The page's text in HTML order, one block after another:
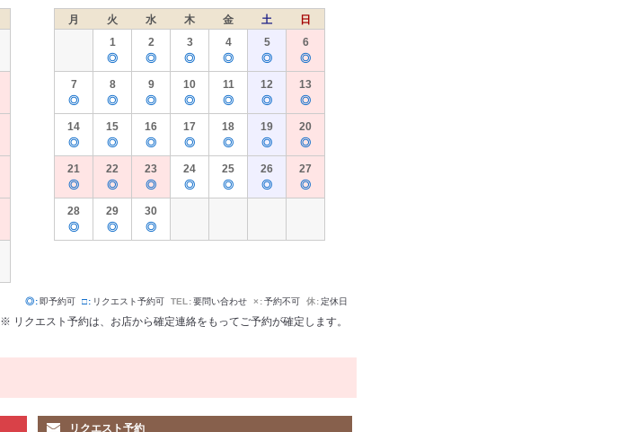
月 火 水 木 金 土
日
1
◎
2
◎
3
◎
4
◎
5
◎
6
◎
7
◎
8
◎
9
◎
10
◎
11
◎
12
◎
13
◎
14
◎
15
◎
16
◎
17
◎
18
◎
19
◎
20
◎
21
◎
22
◎
23
◎
24
◎
25
◎
26
◎
27
◎
28
◎
29
◎
30
◎
◎ 即予約可 □ リクエスト予約可 TEL 要問い合わせ × 予約不可 休 定休日
※ リクエスト予約は、お店から確定連絡をもってご予約が確定します。
リクエスト予約